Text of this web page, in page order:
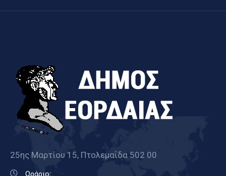
25ης Μαρτίου 15, Πτολεμαΐδα 502 00
Ωράριο: